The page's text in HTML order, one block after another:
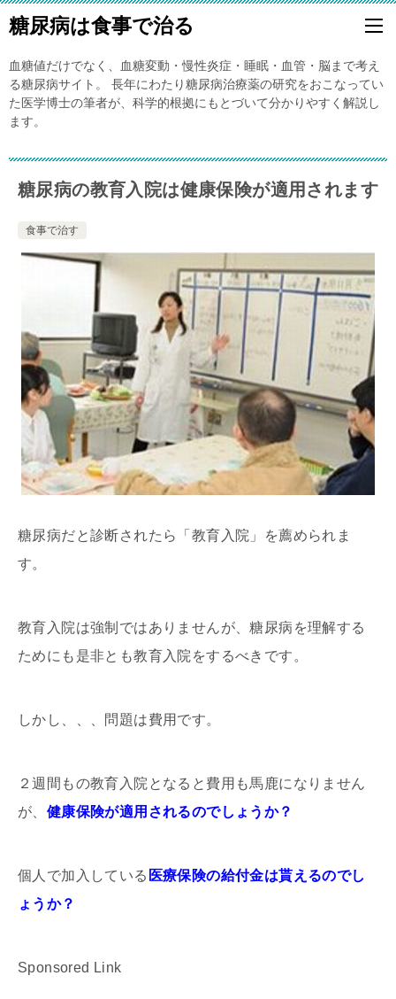
糖尿病は食事で治る
血糖値だけでなく、血糖変動・慢性炎症・睡眠・血管・脳まで考え
る糖尿病サイト。 長年にわたり糖尿病治療薬の研究をおこなってい
た医学博士の筆者が、科学的根拠にもとづいて分かりやすく解説し
ます。
糖尿病の教育入院は健康保険が適用されます
食事で治す
糖尿病だと診断されたら「教育入院」を薦められま
す。
教育入院は強制ではありませんが、糖尿病を理解する
ためにも是非とも教育入院をするべきです。
しかし、、、問題は費用です。
２週間もの教育入院となると費用も馬鹿になりません
が、 健康保険が適用されるのでしょうか？
個人で加入している 医療保険の給付金は貰えるのでし
ょうか？
Sponsored Link